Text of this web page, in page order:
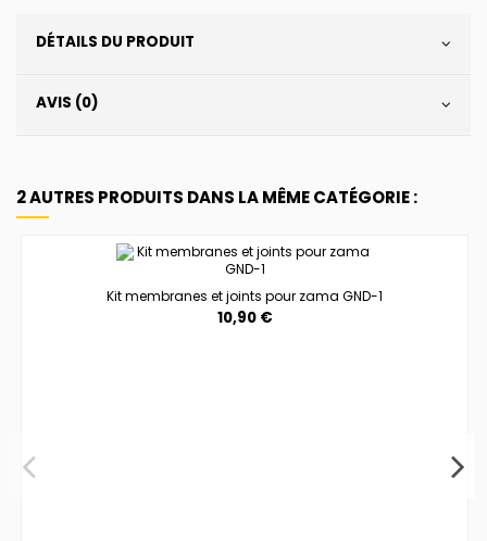
DÉTAILS DU PRODUIT
AVIS (0)
2 AUTRES PRODUITS DANS LA MÊME CATÉGORIE :
Kit membranes et joints pour zama GND-1
10,90 €